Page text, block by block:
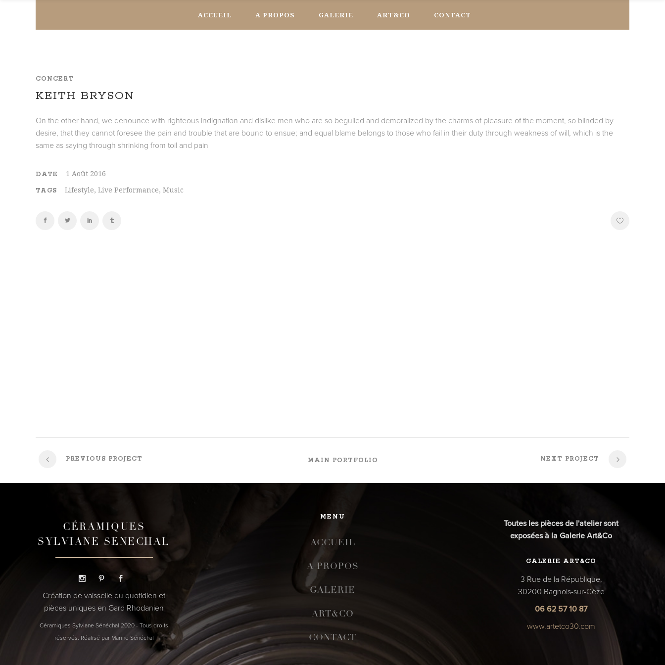
ACCUEIL A PROPOS GALERIE ART&CO CONTACT
CONCERT
KEITH BRYSON
On the other hand, we denounce with righteous indignation and dislike men who are so beguiled and demoralized by the charms of pleasure of the moment, so blinded by
desire, that they cannot foresee the pain and trouble that are bound to ensue; and equal blame belongs to those who fail in their duty through weakness of will, which is the
same as saying through shrinking from toil and pain
DATE 1 Août 2016
TAGS Lifestyle, Live Performance, Music
PREVIOUS PROJECT MAIN PORTFOLIO NEXT PROJECT
CÉRAMIQUES
SYLVIANE SENECHAL
Création de vaisselle du quotidien et
pièces uniques en Gard Rhodanien
Céramiques Sylviane Sénéchal 2020 - Tous droits
réservés. Réalisé par Marine Sénéchal
MENU
ACCUEIL
A PROPOS
GALERIE
ART&CO
CONTACT
Toutes les pièces de l'atelier sont
exposées à la Galerie Art&Co
GALERIE ART&CO
3 Rue de la République,
30200 Bagnols-sur-Cèze
06 62 57 10 87
www.artetco30.com